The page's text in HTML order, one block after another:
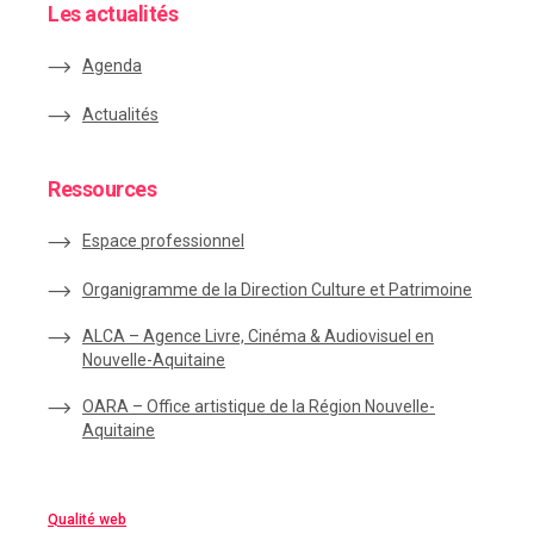
Les actualités
Agenda
Actualités
Ressources
Espace professionnel
Organigramme de la Direction Culture et Patrimoine
ALCA – Agence Livre, Cinéma & Audiovisuel en
Nouvelle-Aquitaine
OARA – Office artistique de la Région Nouvelle-
Aquitaine
Qualité web